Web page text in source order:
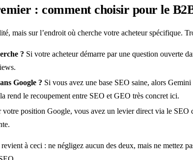
: comment choisir pour le
mais sur l’endroit où cherche votre acheteur spécifique.
? Si votre acheteur démarre par une question ouverte
Google ? Si vous avez une base SEO saine, alors
rend le recoupement entre SEO et GEO très concret ici.
votre position Google, vous avez un levier direct via le
à ceci : ne négligez aucun des deux, mais ne